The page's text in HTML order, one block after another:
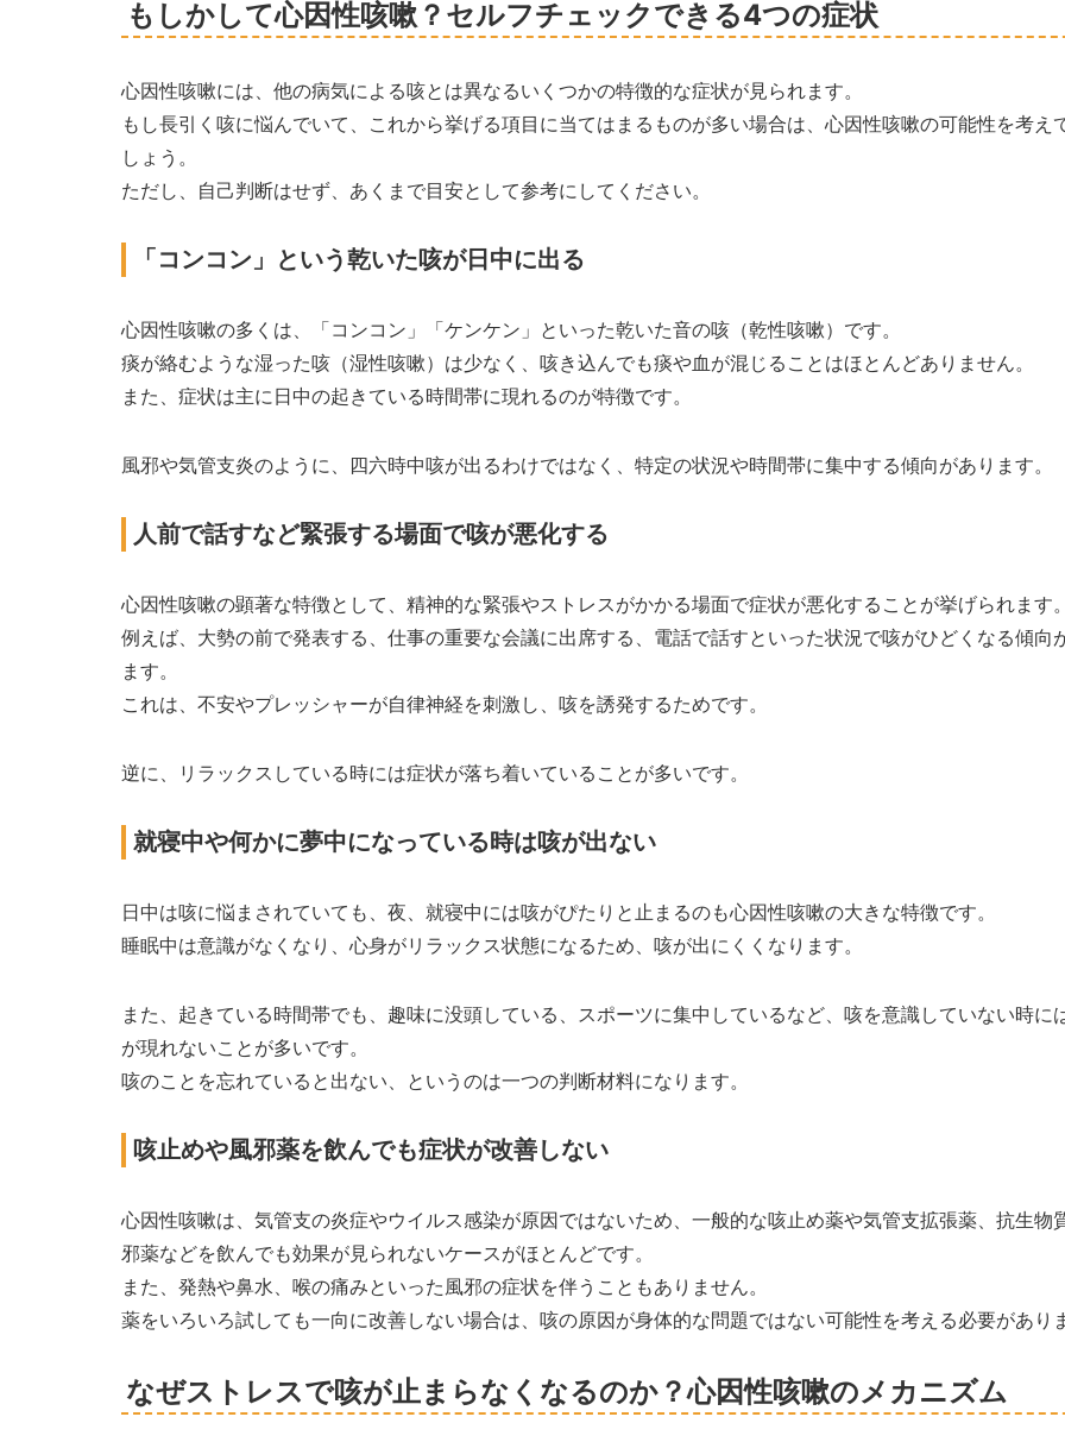
もしかして心因性咳嗽？セルフチェックできる4つの症状
心因性咳嗽には、他の病気による咳とは異なるいくつかの特徴的な症状が見られます。
もし長引く咳に悩んでいて、これから挙げる項目に当てはまるものが多い場合は、心因性咳嗽の可能性を考え
しょう。
ただし、自己判断はせず、あくまで目安として参考にしてください。
「コンコン」という乾いた咳が日中に出る
心因性咳嗽の多くは、「コンコン」「ケンケン」といった乾いた音の咳（乾性咳嗽）です。
痰が絡むような湿った咳（湿性咳嗽）は少なく、咳き込んでも痰や血が混じることはほとんどありません。
また、症状は主に日中の起きている時間帯に現れるのが特徴です。
風邪や気管支炎のように、四六時中咳が出るわけではなく、特定の状況や時間帯に集中する傾向があります。
人前で話すなど緊張する場面で咳が悪化する
心因性咳嗽の顕著な特徴として、精神的な緊張やストレスがかかる場面で症状が悪化することが挙げられます
例えば、大勢の前で発表する、仕事の重要な会議に出席する、電話で話すといった状況で咳がひどくなる傾向
ます。
これは、不安やプレッシャーが自律神経を刺激し、咳を誘発するためです。
逆に、リラックスしている時には症状が落ち着いていることが多いです。
就寝中や何かに夢中になっている時は咳が出ない
日中は咳に悩まされていても、夜、就寝中には咳がぴたりと止まるのも心因性咳嗽の大きな特徴です。
睡眠中は意識がなくなり、心身がリラックス状態になるため、咳が出にくくなります。
また、起きている時間帯でも、趣味に没頭している、スポーツに集中しているなど、咳を意識していない時に
が現れないことが多いです。
咳のことを忘れていると出ない、というのは一つの判断材料になります。
咳止めや風邪薬を飲んでも症状が改善しない
心因性咳嗽は、気管支の炎症やウイルス感染が原因ではないため、一般的な咳止め薬や気管支拡張薬、抗生物
邪薬などを飲んでも効果が見られないケースがほとんどです。
また、発熱や鼻水、喉の痛みといった風邪の症状を伴うこともありません。
薬をいろいろ試しても一向に改善しない場合は、咳の原因が身体的な問題ではない可能性を考える必要があり
なぜストレスで咳が止まらなくなるのか？心因性咳嗽のメカニズム